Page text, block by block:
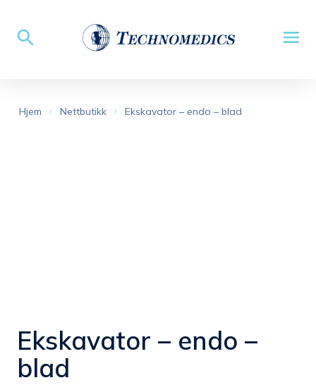
Hjem Nettbutikk Ekskavator – endo – blad
Ekskavator – endo –
blad